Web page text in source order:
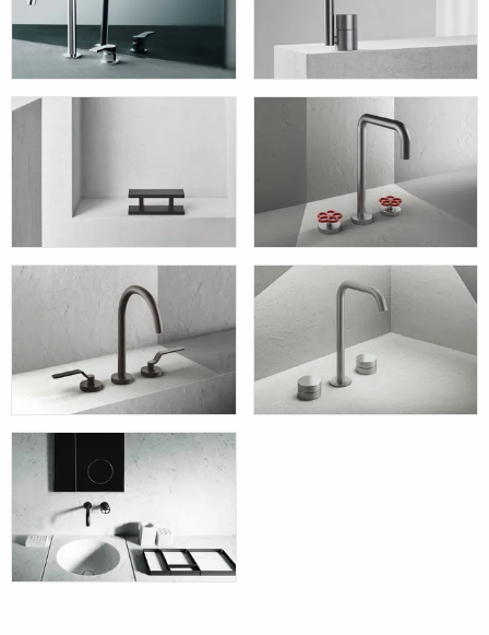
Aboutwater
AL/23 - Boffi
Aboutwater
AA/27 - Boffi
and Fantini
Aboutwater
AK/25 - Boffi
and Fantini
Aboutwater
AW/EX PIPE -
Boffi and Fantini
Aboutwater
AL/EX GARDEN
- Boffi and Fantini
Aboutwater